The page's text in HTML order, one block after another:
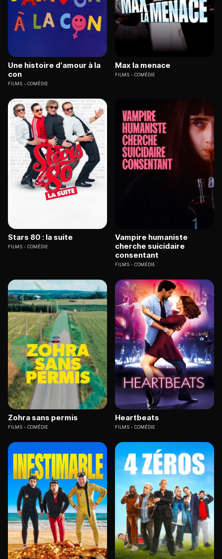
Une histoire d'amour à la
con
FILMS COMÉDIE
Max la menace
FILMS COMÉDIE
Stars 80 : la suite
FILMS COMÉDIE
Vampire humaniste
cherche suicidaire
consentant
FILMS COMÉDIE
Zohra sans permis
FILMS COMÉDIE
Heartbeats
FILMS COMÉDIE